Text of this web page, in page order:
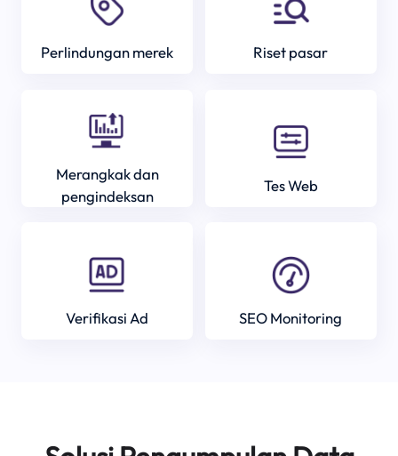
Perlindungan merek Riset pasar
Merangkak dan
pengindeksan
Tes Web
Verifikasi Ad SEO Monitoring